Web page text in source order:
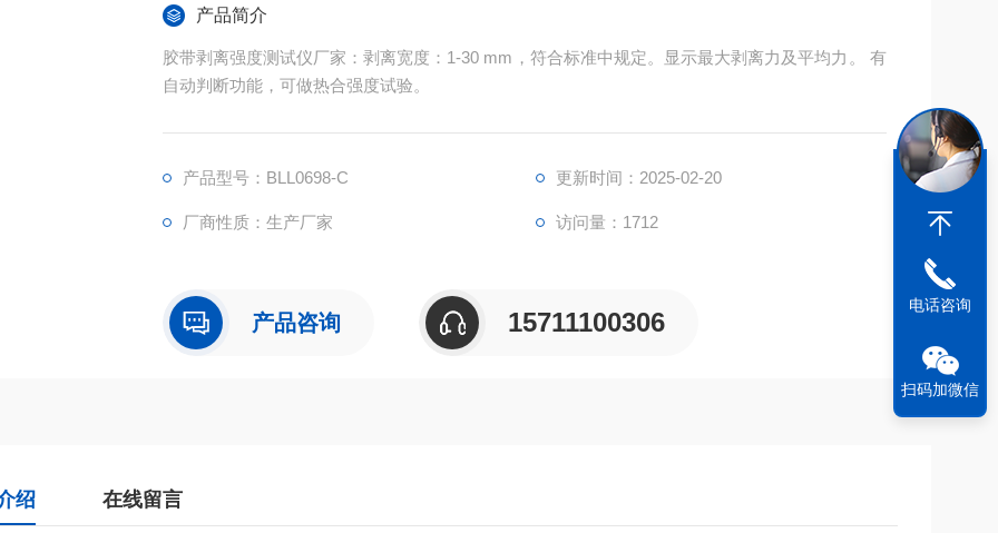
产品简介
胶带剥离强度测试仪厂家：剥离宽度：1-30 mm，符合标准中规定。显示最大剥离力及平均力。 有
自动判断功能，可做热合强度试验。
产品型号：BLL0698-C 更新时间：2025-02-20
厂商性质：生产厂家 访问量：1712
产品咨询 15711100306
绍 在线留言
电话咨询
扫码加微信